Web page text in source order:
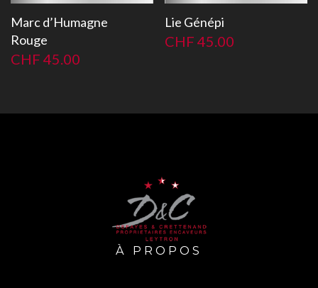
Marc d’Humagne
Rouge
CHF 45.00
Lie Génépi
CHF 45.00
À PROPOS